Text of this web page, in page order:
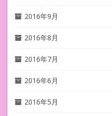
2016年9月
2016年8月
2016年7月
2016年6月
2016年5月